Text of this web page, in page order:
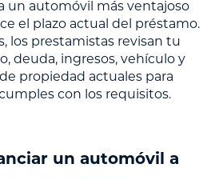
un automóvil más ventajoso
el plazo actual del préstamo.
los prestamistas revisan tu
deuda, ingresos, vehículo y
propiedad actuales para
con los requisitos.
un automóvil a